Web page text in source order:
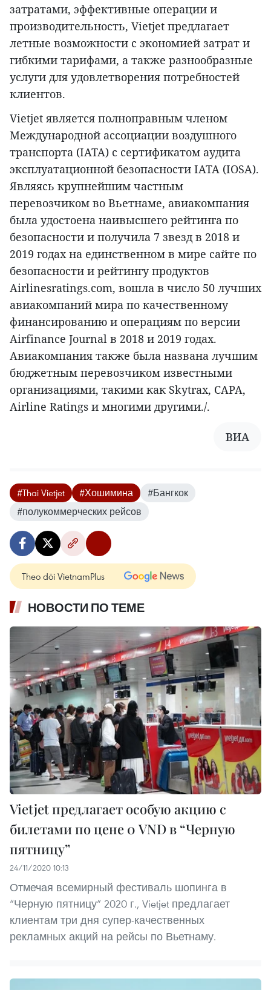
затратами, эффективные операции и
производительность, Vietjet предлагает
летные возможности с экономией затрат и
гибкими тарифами, а также разнообразные
услуги для удовлетворения потребностей
клиентов.
Vietjet является полноправным членом
Международной ассоциации воздушного
транспорта (IATA) с сертификатом аудита
эксплуатационной безопасности IATA (IOSA).
Являясь крупнейшим частным
перевозчиком во Вьетнаме, авиакомпания
была удостоена наивысшего рейтинга по
безопасности и получила 7 звезд в 2018 и
2019 годах на единственном в мире сайте по
безопасности и рейтингу продуктов
Airlinesratings.com, вошла в число 50 лучших
авиакомпаний мира по качественному
финансированию и операциям по версии
Airfinance Journal в 2018 и 2019 годах.
Авиакомпания также была названа лучшим
бюджетным перевозчиком известными
организациями, такими как Skytrax, CAPA,
Airline Ratings и многими другими./.
ВИА
#Thai Vietjet #Хошимина
#Бангкок
#полукоммерческих рейсов
Theo dõi VietnamPlus
НОВОСТИ ПО ТЕМЕ
Vietjet предлагает особую акцию с
билетами по цене 0 VND в “Черную
пятницу”
24/11/2020 10:13
Отмечая всемирный фестиваль шопинга в
“Черную пятницу” 2020 г., Vietjet предлагает
клиентам три дня супер-качественных
рекламных акций на рейсы по Вьетнаму.